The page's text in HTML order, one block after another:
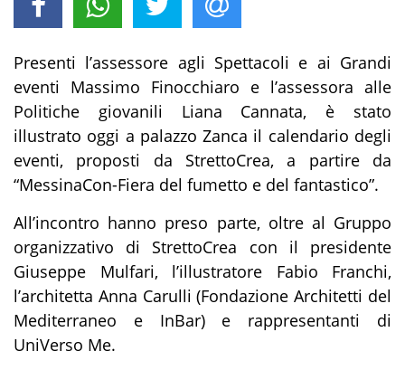
Presenti l’assessore agli Spettacoli e ai Grandi
eventi Massimo Finocchiaro e l’assessora alle
Politiche giovanili Liana Cannata, è stato
illustrato oggi a palazzo Zanca il calendario degli
eventi, proposti da StrettoCrea, a partire da
“MessinaCon-Fiera del fumetto e del fantastico”.
All’incontro hanno preso parte, oltre al Gruppo
organizzativo di StrettoCrea con il presidente
Giuseppe Mulfari, l’illustratore Fabio Franchi,
l’architetta Anna Carulli (Fondazione Architetti del
Mediterraneo e InBar) e rappresentanti di
UniVerso Me.